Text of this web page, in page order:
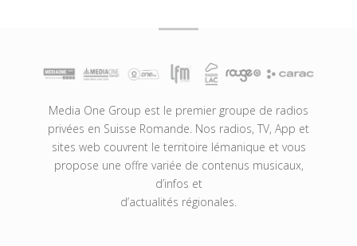
Media One Group est le premier groupe de radios
privées en Suisse Romande. Nos radios, TV, App et
sites web couvrent le territoire lémanique et vous
propose une offre variée de contenus musicaux,
d’infos et
d’actualités régionales.